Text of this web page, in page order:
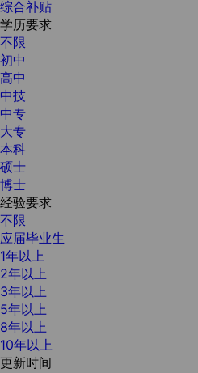
综合补贴
学历要求
不限
初中
高中
中技
中专
大专
本科
硕士
博士
经验要求
不限
应届毕业生
1年以上
2年以上
3年以上
5年以上
8年以上
10年以上
更新时间